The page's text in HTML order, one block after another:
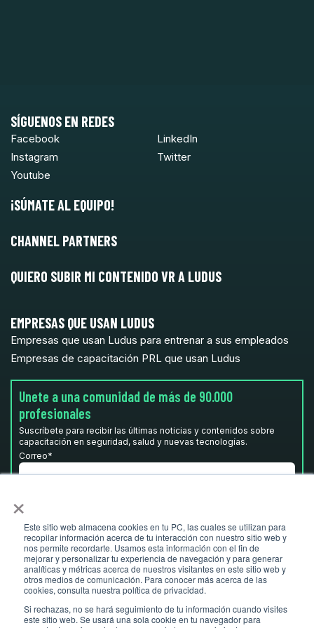
×
Este sitio web almacena cookies en tu PC, las cuales se utilizan para
recopilar información acerca de tu interacción con nuestro sitio web y
nos permite recordarte. Usamos esta información con el fin de
mejorar y personalizar tu experiencia de navegación y para generar
analíticas y métricas acerca de nuestros visitantes en este sitio web y
otros medios de comunicación. Para conocer más acerca de las
cookies, consulta nuestra política de privacidad.
Si rechazas, no se hará seguimiento de tu información cuando visites
este sitio web. Se usará una sola cookie en tu navegador para
SÍGUENOS EN REDES
Facebook
LinkedIn
Instagram
Twitter
Youtube
¡SÚMATE AL EQUIPO!
CHANNEL PARTNERS
QUIERO SUBIR MI CONTENIDO VR A LUDUS
EMPRESAS QUE USAN LUDUS
Empresas que usan Ludus para entrenar a sus empleados
Empresas de capacitación PRL que usan Ludus
Unete a una comunidad de más de 90.000
profesionales
Suscríbete para recibir las últimas noticias y contenidos sobre
capacitación en seguridad, salud y nuevas tecnologías.
Correo*